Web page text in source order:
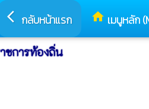
arrow_back_ios กลับหน้าแรก home เมนูหลัก
ชการท้องถิ่น